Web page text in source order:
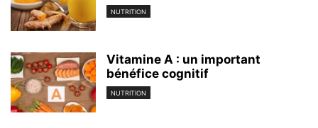
NUTRITION
Vitamine A : un important
bénéfice cognitif
NUTRITION